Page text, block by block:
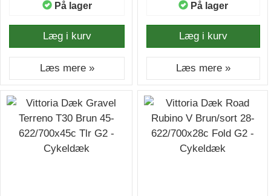
På lager
Læg i kurv
Læs mere »
På lager
Læg i kurv
Læs mere »